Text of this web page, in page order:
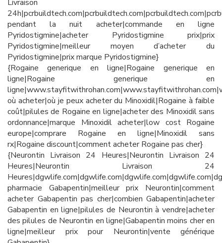
Livraison
pendant la nuit acheter|commande en ligne
Pyridostigmine|acheter Pyridostigmine prix|prix
Pyridostigmine|meilleur moyen d’acheter du
Pyridostigmine|prix marque Pyridostigmine}
{Rogaine generique en ligne|Rogaine generique en
ligne|Rogaine generique en
où acheter|où je peux acheter du Minoxidil|Rogaine à faible
coût|pilules de Rogaine en ligne|acheter des Minoxidil sans
ordonnance|marque Minoxidil acheter|low cost Rogaine
europe|comprare Rogaine en ligne|Minoxidil sans
rx|Rogaine discount|comment acheter Rogaine pas cher}
{Neurontin Livraison 24 Heures|Neurontin Livraison 24
Heures|Neurontin Livraison 24
pharmacie Gabapentin|meilleur prix Neurontin|comment
acheter Gabapentin pas cher|combien Gabapentin|acheter
Gabapentin en ligne|pilules de Neurontin à vendre|acheter
des pilules de Neurontin en ligne|Gabapentin moins cher en
ligne|meilleur prix pour Neurontin|vente générique